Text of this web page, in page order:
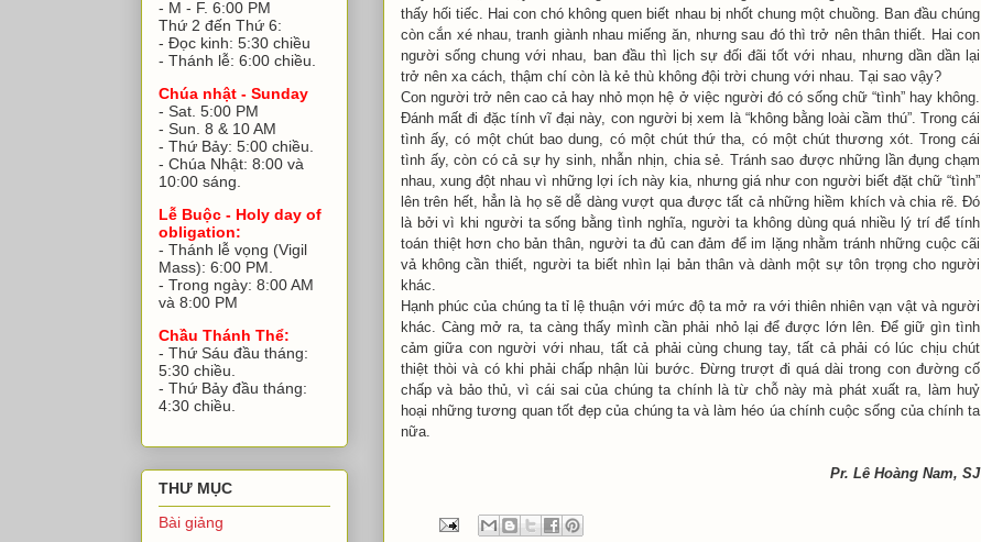
thấy hối tiếc. Hai con chó không quen biết nhau bị nhốt chung một chuồng. Ban đầu chúng
còn cắn xé nhau, tranh giành nhau miếng ăn, nhưng sau đó thì trở nên thân thiết. Hai con
người sống chung với nhau, ban đầu thì lịch sự đối đãi tốt với nhau, nhưng dần dần lại
trở nên xa cách, thậm chí còn là kẻ thù không đội trời chung với nhau. Tại sao vậy?
Con người trở nên cao cả hay nhỏ mọn hệ ở việc người đó có sống chữ “tình” hay không.
Đánh mất đi đặc tính vĩ đại này, con người bị xem là “không bằng loài cầm thú”. Trong cái
tình ấy, có một chút bao dung, có một chút thứ tha, có một chút thương xót. Trong cái
tình ấy, còn có cả sự hy sinh, nhẫn nhịn, chia sẻ. Tránh sao được những lần đụng chạm
nhau, xung đột nhau vì những lợi ích này kia, nhưng giá như con người biết đặt chữ “tình”
lên trên hết, hẳn là họ sẽ dễ dàng vượt qua được tất cả những hiềm khích và chia rẽ. Đó
là bởi vì khi người ta sống bằng tình nghĩa, người ta không dùng quá nhiều lý trí để tính
toán thiệt hơn cho bản thân, người ta đủ can đảm để im lặng nhằm tránh những cuộc cãi
vả không cần thiết, người ta biết nhìn lại bản thân và dành một sự tôn trọng cho người
khác.
Hạnh phúc của chúng ta tỉ lệ thuận với mức độ ta mở ra với thiên nhiên vạn vật và người
khác. Càng mở ra, ta càng thấy mình cần phải nhỏ lại để được lớn lên. Để giữ gìn tình
cảm giữa con người với nhau, tất cả phải cùng chung tay, tất cả phải có lúc chịu chút
thiệt thòi và có khi phải chấp nhận lùi bước. Đừng trượt đi quá dài trong con đường cố
chấp và bảo thủ, vì cái sai của chúng ta chính là từ chỗ này mà phát xuất ra, làm huỷ
hoại những tương quan tốt đẹp của chúng ta và làm héo úa chính cuộc sống của chính ta
nữa.
Pr. Lê Hoàng Nam, SJ
- M - F. 6:00 PM
Thứ 2 đến Thứ 6:
- Đọc kinh: 5:30 chiều
- Thánh lễ: 6:00 chiều.
Chúa nhật - Sunday
- Sat. 5:00 PM
- Sun. 8 & 10 AM
- Thứ Bảy: 5:00 chiều.
- Chúa Nhật: 8:00 và
10:00 sáng.
Lễ Buộc - Holy day of
obligation:
- Thánh lễ vọng (Vigil
Mass): 6:00 PM.
- Trong ngày: 8:00 AM
và 8:00 PM
Chầu Thánh Thể:
- Thứ Sáu đầu tháng:
5:30 chiều.
- Thứ Bảy đầu tháng:
4:30 chiều.
THƯ MỤC
Bài giảng